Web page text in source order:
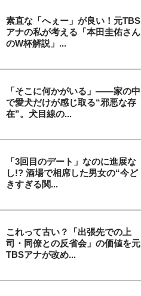
素直な「へぇー」が良い！元TBS
アナの私が考える「本田圭佑さん
のW杯解説」...
「そこに何かがいる」――家の中
で愛犬だけが感じ取る“邪悪な存
在”。犬目線の...
「3回目のデート」なのに進展な
し!? 酒場で相席した男女の“今ど
きすぎる関...
これって古い？「出張先での上
司・同僚との反省会」の価値を元
TBSアナが改め...